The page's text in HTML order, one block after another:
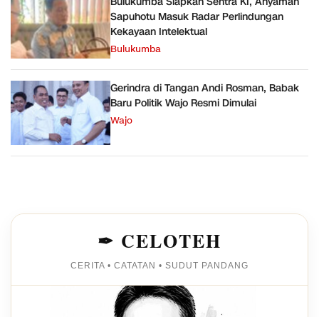
Sapuhotu Masuk Radar Perlindungan
Kekayaan Intelektual
Bulukumba
Gerindra di Tangan Andi Rosman, Babak
Baru Politik Wajo Resmi Dimulai
Wajo
✒ CELOTEH
CERITA • CATATAN • SUDUT PANDANG